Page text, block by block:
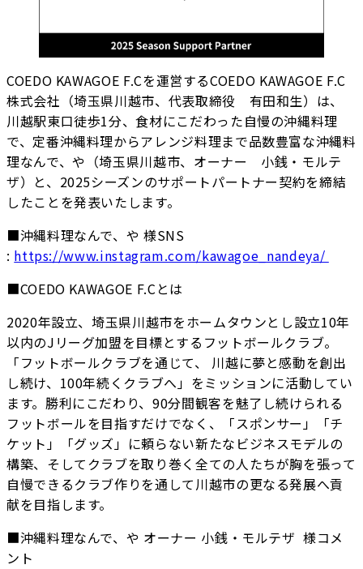
COEDO KAWAGOE F.Cを運営するCOEDO KAWAGOE F.C
株式会社（埼玉県川越市、代表取締役 有田和生）は、
川越駅東口徒歩1分、食材にこだわった自慢の沖縄料理
で、定番沖縄料理からアレンジ料理まで品数豊富な沖縄料
理なんで、や（埼玉県川越市、オーナー 小銭・モルテ
ザ）と、2025シーズンのサポートパートナー契約を締結
したことを発表いたします。
■沖縄料理なんで、や 様SNS
: https://www.instagram.com/kawagoe_nandeya/
■COEDO KAWAGOE F.Cとは
2020年設立、埼玉県川越市をホームタウンとし設立10年
以内のJリーグ加盟を目標とするフットボールクラブ。
「フットボールクラブを通じて、 川越に夢と感動を創出
し続け、100年続くクラブへ」をミッションに活動してい
ます。勝利にこだわり、90分間観客を魅了し続けられる
フットボールを目指すだけでなく、「スポンサー」「チ
ケット」「グッズ」に頼らない新たなビジネスモデルの
構築、そしてクラブを取り巻く全ての人たちが胸を張って
自慢できるクラブ作りを通して川越市の更なる発展へ貢
献を目指します。
■沖縄料理なんで、や オーナー 小銭・モルテザ 様コメ
ント